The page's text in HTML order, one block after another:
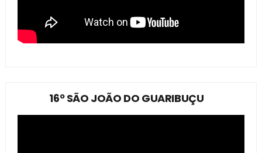
16º SÃO JOÃO DO GUARIBUÇU